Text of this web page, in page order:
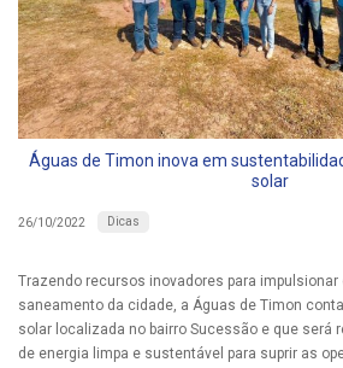
Águas de Timon inova em
solar
26/10/2022 Dicas
Trazendo recursos inovadores para
saneamento da cidade, a Águas de Timon
solar localizada no bairro Sucessão e que será
de energia limpa e sustentável para suprir as